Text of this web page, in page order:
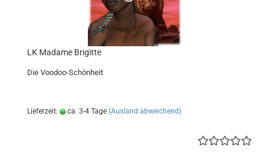
LK Madame Brigitte
Die Voodoo-Schönheit
Lieferzeit: ca. 3-4 Tage (Ausland abweichend)